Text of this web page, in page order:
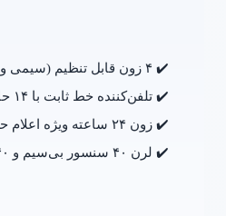
✔️ ۴ زون قابل تنظیم (سیمی و بی‌سیم)
✔️ تلفن‌کننده خط ثابت با ۱۴ حافظه
✔️ زون ۲۴ ساعته ویژه اعلام حریق
✔️ لرن ۴۰ سنسور بی‌سیم و ۴۰ ریموت